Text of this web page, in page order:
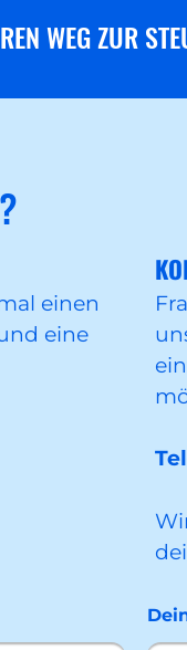
WEG ZUR
einen
eine